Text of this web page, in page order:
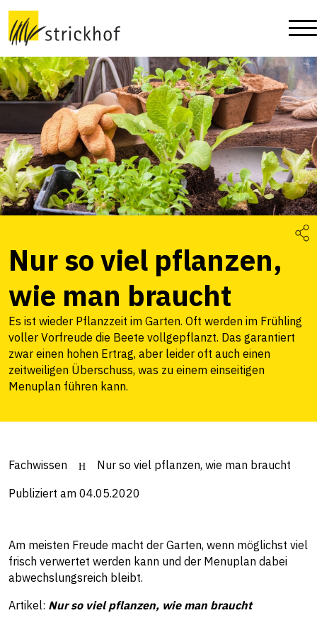
Nur so viel pflanzen,
wie man braucht
Es ist wieder Pflanzzeit im Garten. Oft werden im Frühling
voller Vorfreude die Beete vollgepflanzt. Das garantiert
zwar einen hohen Ertrag, aber leider oft auch einen
zeitweiligen Überschuss, was zu einem einseitigen
Menuplan führen kann.
Fachwissen Nur so viel pflanzen, wie man braucht
Publiziert am 04.05.2020
Am meisten Freude macht der Garten, wenn möglichst viel
frisch verwertet werden kann und der Menuplan dabei
abwechslungsreich bleibt.
Artikel: Nur so viel pflanzen, wie man braucht